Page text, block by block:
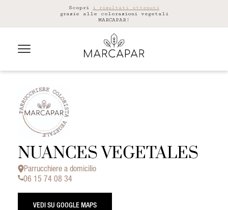
Scopri i risultati ottenuti
grazie alle colorazioni vegetali
MARCAPAR!
NUANCES VEGETALES
Parrucchiere a domicilio
06 15 74 08 34
VEDI SU GOOGLE MAPS